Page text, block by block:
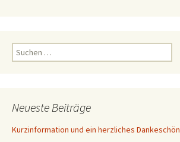
u
n
a
Neueste Beiträge
Kurzinformation und ein herzliches Dankeschön